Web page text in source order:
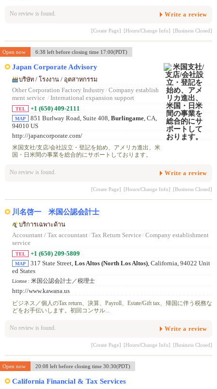
No review is found. Write a review
[Create Page] [Hours/Change Info] [Business Closed]
Open now 6:38 left before closing time 17:00(PDT)
Japan Corporate Advisory
บริษัท / โรงงาน / อุตสาหกรรม
Other Corporation Factory Industry / Company establish
ment service / International expansion support
TEL +1 (650) 409-2111
MAP 851 Burlway Road, Suite 408, Burlingame , CA,
94010 US
http://japancorporate.com/
米国支社/支店/会社設立・登記を始め、アメリカ進出、米
国・日米間の事業を総合的にサポートしております。
No review is found. Write a review
[Create Page] [Hours/Change Info] [Business Closed]
川名啓一 米国公認会計士
บริการเฉพาะด้าน
Accountant / Tax accountant/ Tax Return Service/ Company establishment
service
TEL +1 (650) 209-5809
MAP 317 State Street, Los Altos (North Los Altos), California, 94022 Unit
ed States
License : 米国公認会計士／税理士
http://www.kawana.us
ビジネス／個人のTax return、決算、Payroll、Estate/Gift tax、帰国に伴う税務な
どをお手伝いします。初回コンサル...
No review is found. Write a review
[Create Page] [Hours/Change Info] [Business Closed]
Open now 20:08 left before closing time 30:30(PDT)
California Financial & Tax Services